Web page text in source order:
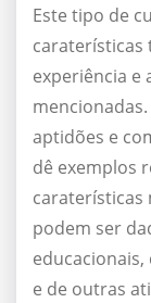
Este tipo de
caraterísticas
experiência e
aptidões e
dê exemplos
caraterísticas
podem ser
e de outras